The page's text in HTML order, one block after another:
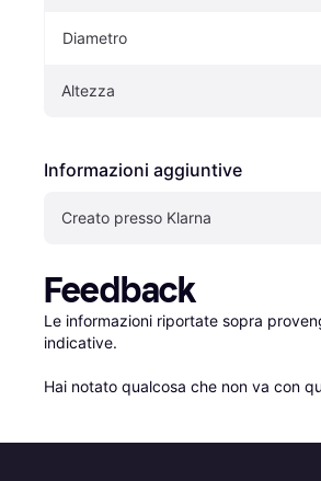
Diametro
Altezza
Informazioni aggiuntive
Creato presso Klarna
Feedback
Le informazioni riportate sopra
indicative.
Hai notato qualcosa che non va con